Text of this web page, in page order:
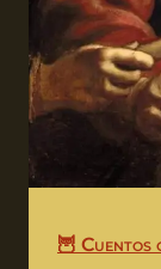
🦉 Cuentos